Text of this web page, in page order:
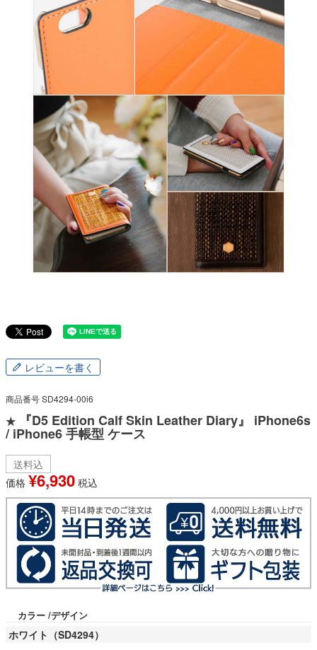
レビューを書く
商品番号SD4294-00i6
★ 『D5 Edition Calf Skin Leather Diary』 iPhone6s
/ iPhone6 手帳型 ケース
送料込
価格 ¥6,930 税込
カラー デザイン
ホワイト（SD4294）